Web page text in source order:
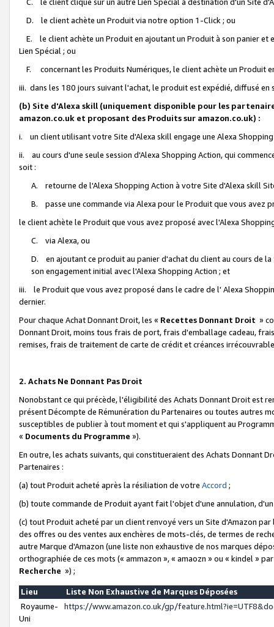
D. le client achète un Produit via notre option 1-Click ; ou
E. le client achète un Produit en ajoutant un Produit à son panier et
Lien Spécial ; ou
F. concernant les Produits Numériques, le client achète un Produit
iii. dans les 180 jours suivant l'achat, le produit est expédié, diffusé
(b) Site d'Alexa skill (uniquement disponible pour les
amazon.co.uk et proposant des Produits sur amazon.co.uk) :
i. un client utilisant votre Site d'Alexa skill engage une Alexa
ii. au cours d'une seule session d'Alexa Shopping Action, qui
soit :
A. retourne de l'Alexa Shopping Action à votre Site d'Alexa skill
B. passe une commande via Alexa pour le Produit que vous avez
le client achète le Produit que vous avez proposé avec l'Alexa
C. via Alexa, ou
D. en ajoutant ce produit au panier d'achat du client au cours de
son engagement initial avec l'Alexa Shopping Action ; et
iii. le Produit que vous avez proposé dans le cadre de l' Alexa
dernier.
Pour chaque Achat Donnant Droit, les « Recettes Donnant Droit »
Donnant Droit, moins tous frais de port, frais d'emballage cadeau,
remises, frais de traitement de carte de crédit et créances
2. Achats Ne Donnant Pas Droit
Nonobstant ce qui précède, l'éligibilité des Achats Donnant Droit est
présent Décompte de Rémunération du Partenaires ou toutes autres
susceptibles de publier à tout moment et qui s'appliquent au
« Documents du Programme »).
En outre, les achats suivants, qui constitueraient des Achats Donnant
Partenaires :
(a) tout Produit acheté après la résiliation de votre Accord ;
(b) toute commande de Produit ayant fait l'objet d'une annulation,
(c) tout Produit acheté par un client renvoyé vers un Site d'Amazon
des offres ou des ventes aux enchères de mots-clés, de termes de
autre Marque d'Amazon (une liste non exhaustive de nos marques
orthographiée de ces mots (« ammazon », « amaozn » ou « kindel »
Recherche ») ;
Lieu
Liste Non Exhaustive de Marques Déposées
Royaume-
Uni
https://www.amazon.co.uk/gp/